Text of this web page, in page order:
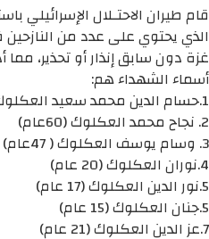
قام طيران الاحتـلال الإسرائيلي
الذي يحتوي على عدد من
غزة دون سابق إنذار أو تحذير، مما أدى
أسماء الشهداء هم:
1.حسام الدين محمد سعيد العكلوك (60عام)
2. نجاح محمد العكلوك (60عام)
3. وسام يوسف العكلوك ( 47عام)
4.نوران العكلوك (20 عام)
5.نور الدين العكلوك (17 عام)
5.جنان العكلوك (15 عام)
7.عز الدين العكلوك (21 عام)